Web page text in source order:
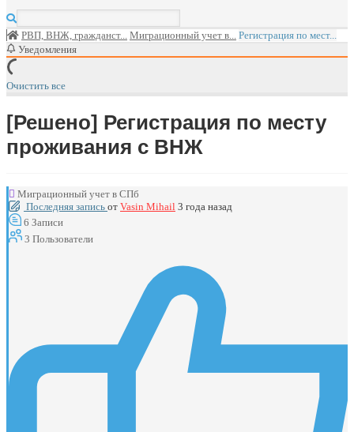
РВП, ВНЖ, гражданст... Миграционный учет в... Регистрация по мест...
Уведомления
Очистить все
[Решено] Регистрация по месту
проживания с ВНЖ
Миграционный учет в СПб
Последняя запись от Vasin Mihail 3 года назад
6 Записи
3 Пользователи